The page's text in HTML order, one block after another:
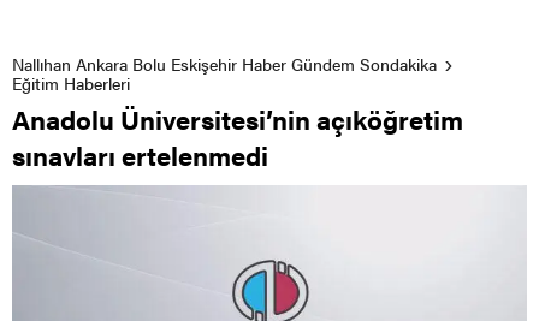
Nallıhan Ankara Bolu Eskişehir Haber Gündem Sondakika
Eğitim Haberleri
Anadolu Üniversitesi’nin açıköğretim
sınavları ertelenmedi